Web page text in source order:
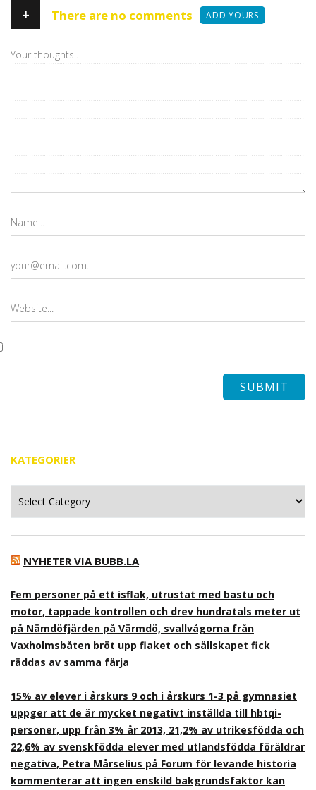
+ There are no comments ADD YOURS
KATEGORIER
NYHETER VIA BUBB.LA
Fem personer på ett isflak, utrustat med bastu och
motor, tappade kontrollen och drev hundratals meter ut
på Nämdöfjärden på Värmdö, svallvågorna från
Vaxholmsbåten bröt upp flaket och sällskapet fick
räddas av samma färja
15% av elever i årskurs 9 och i årskurs 1-3 på gymnasiet
uppger att de är mycket negativt inställda till hbtqi-
personer, upp från 3% år 2013, 21,2% av utrikesfödda och
22,6% av svenskfödda elever med utlandsfödda föräldrar
negativa, Petra Mårselius på Forum för levande historia
kommenterar att ingen enskild bakgrundsfaktor kan